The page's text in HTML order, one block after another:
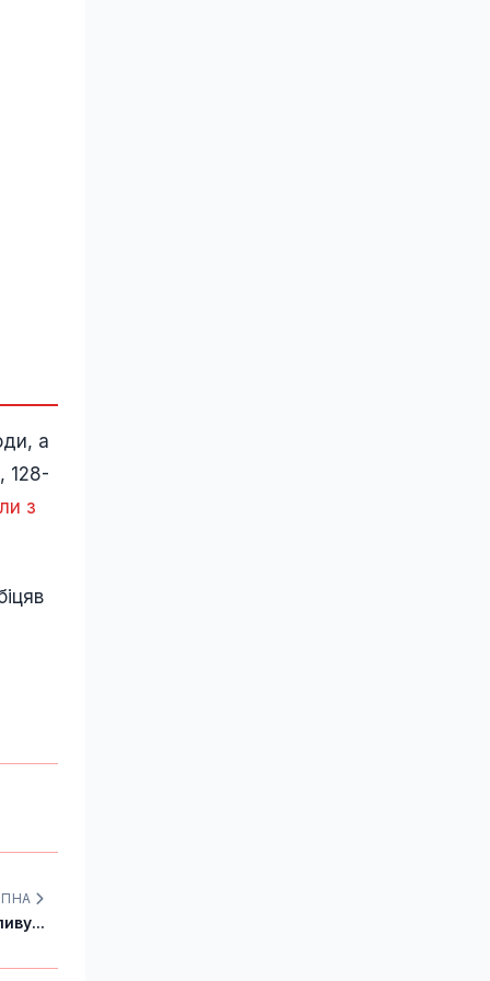
а
128-
з